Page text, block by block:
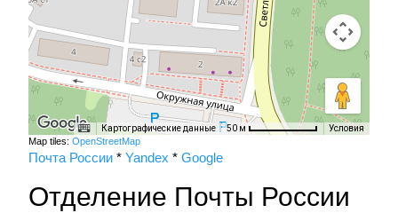
Картографические данные 50 м Условия
Map tiles: OpenStreetMap
Почта России * Yandex * Google
Отделение Почты России